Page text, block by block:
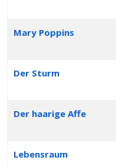
Mary Poppins
Der Sturm
Der haarige Affe
Lebensraum